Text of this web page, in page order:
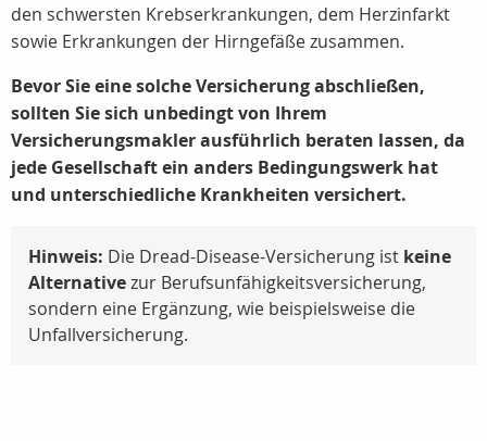
den schwersten Krebserkrankungen, dem Herzinfarkt
sowie Erkrankungen der Hirngefäße zusammen.
Bevor Sie eine solche Versicherung abschließen,
sollten Sie sich unbedingt von Ihrem
Versicherungsmakler ausführlich beraten lassen, da
jede Gesellschaft ein anders Bedingungswerk hat
und unterschiedliche Krankheiten versichert.
Hinweis: Die Dread-Disease-Versicherung ist keine
Alternativezur Berufsunfähigkeitsversicherung,
sondern eine Ergänzung, wie beispielsweise die
Unfallversicherung.